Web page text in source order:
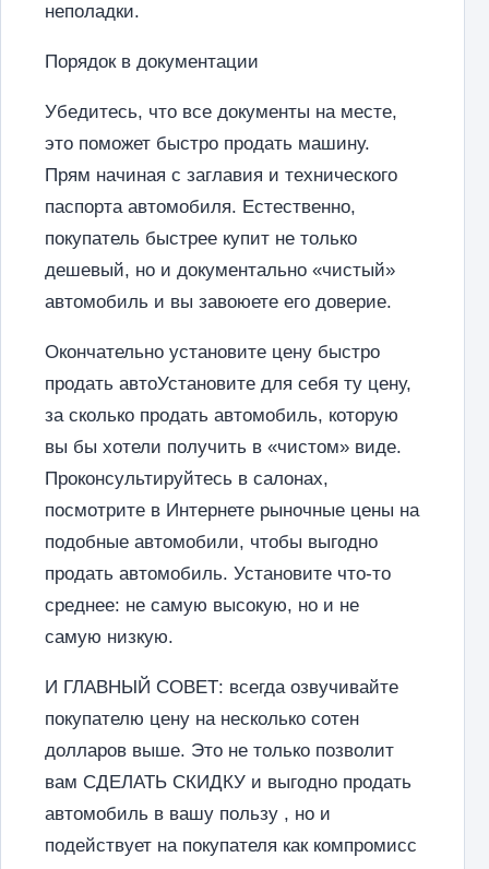
неполадки.
Порядок в документации
Убедитесь, что все документы на месте,
это поможет быстро продать машину.
Прям начиная с заглавия и технического
паспорта автомобиля. Естественно,
покупатель быстрее купит не только
дешевый, но и документально «чистый»
автомобиль и вы завоюете его доверие.
Окончательно установите цену быстро
продать автоУстановите для себя ту цену,
за сколько продать автомобиль, которую
вы бы хотели получить в «чистом» виде.
Проконсультируйтесь в салонах,
посмотрите в Интернете рыночные цены на
подобные автомобили, чтобы выгодно
продать автомобиль. Установите что-то
среднее: не самую высокую, но и не
самую низкую.
И ГЛАВНЫЙ СОВЕТ: всегда озвучивайте
покупателю цену на несколько сотен
долларов выше. Это не только позволит
вам СДЕЛАТЬ СКИДКУ и выгодно продать
автомобиль в вашу пользу , но и
подействует на покупателя как компромисс